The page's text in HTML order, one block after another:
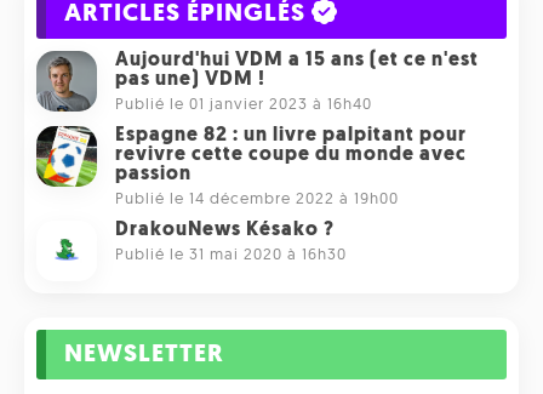
ARTICLES ÉPINGLÉS
Aujourd'hui VDM a 15 ans (et ce n'est
pas une) VDM !
Publié le 01 janvier 2023 à 16h40
Espagne 82 : un livre palpitant pour
revivre cette coupe du monde avec
passion
Publié le 14 décembre 2022 à 19h00
DrakouNews Késako ?
Publié le 31 mai 2020 à 16h30
NEWSLETTER